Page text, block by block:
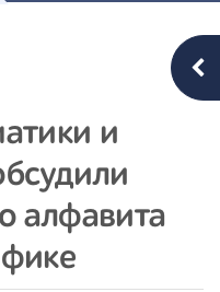
и
алфавита